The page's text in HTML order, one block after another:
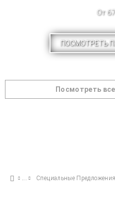
От
ПОСМОТРЕТЬ
Посмотреть
Специальные Предложения